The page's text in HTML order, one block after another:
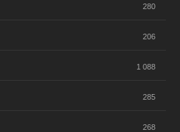
280
206
1 088
285
268